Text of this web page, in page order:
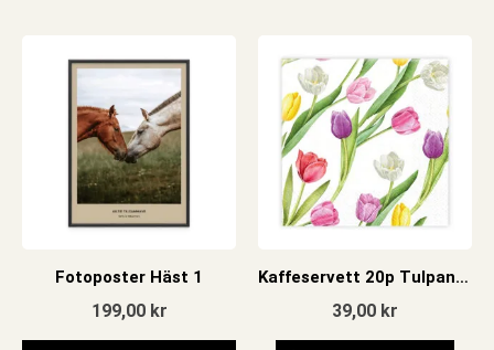
Fotoposter Häst 1
199,00 kr
Kaffeservett 20p Tulpaner mixade
39,00 kr